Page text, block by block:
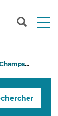
T
n
Champsac